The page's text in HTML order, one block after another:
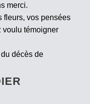
merci.
fleurs, vos pensées
voulu témoigner
décès de